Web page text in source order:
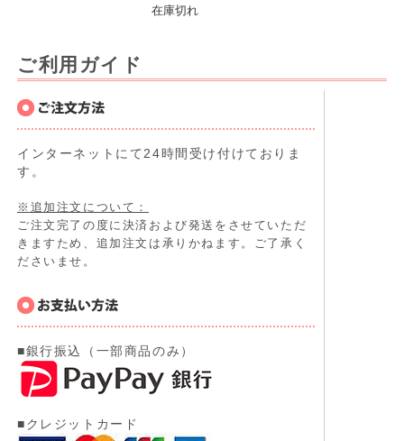
在庫切れ
ご利用ガイド
インターネットにて24時間受け付けておりま
す。
※追加注文について：
ご注文完了の度に決済および発送をさせていただ
きますため、追加注文は承りかねます。ご了承く
ださいませ。
■銀行振込（一部商品のみ）
■クレジットカード